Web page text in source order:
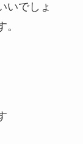
いでしょ